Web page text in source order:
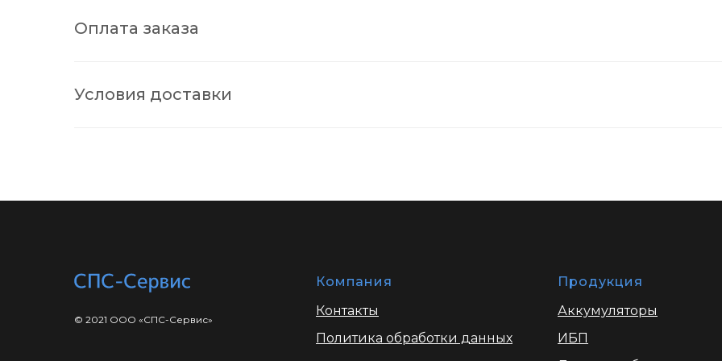
Оплата заказа
Условия доставки
© 2021 ООО «СПС-Сервис»
Компания
Контакты
Политика обработки данных
Продукция
Аккумуляторы
ИБП